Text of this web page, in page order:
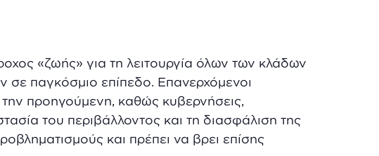
«ζωής» για τη λειτουργία όλων των κλάδων
παγκόσμιο επίπεδο. Επανερχόμενοι
προηγούμενη, καθώς κυβερνήσεις,
του περιβάλλοντος και τη διασφάλιση της
και πρέπει να βρει επίσης